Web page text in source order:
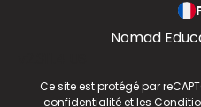
Nomad
Ce site est protégé par
confidentialitéet les